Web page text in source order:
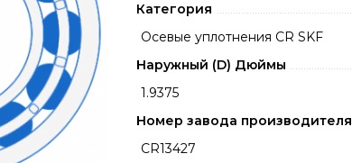
Категория
Осевые уплотнения CR SKF
Наружный (D) Дюймы
1.9375
Номер завода производителя
CR13427